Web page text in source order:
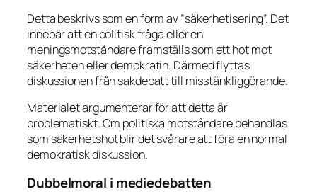
Detta beskrivs som en form av ”säkerhetisering”. Det
innebär att en politisk fråga eller en
meningsmotståndare framställs som ett hot mot
säkerheten eller demokratin. Därmed flyttas
diskussionen från sakdebatt till misstänkliggörande.
Materialet argumenterar för att detta är
problematiskt. Om politiska motståndare behandlas
som säkerhetshot blir det svårare att föra en normal
demokratisk diskussion.
Dubbelmoral i mediedebatten